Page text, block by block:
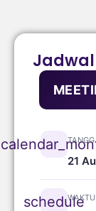
Jadwal
21
schedule
WAKTU